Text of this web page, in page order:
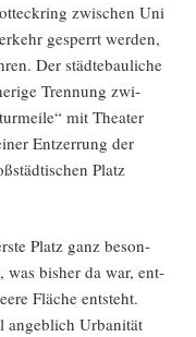
zwi­schen Uni
gesperrt wer­den,
Der städ­te­bau­li­che
Tren­nung zwi­
mit Thea­ter
Ent­zer­rung der
Platz
Platz ganz beson­
was bis­her da war, ent­
Flä­che ent­steht.
angeb­lich Urba­ni­tät